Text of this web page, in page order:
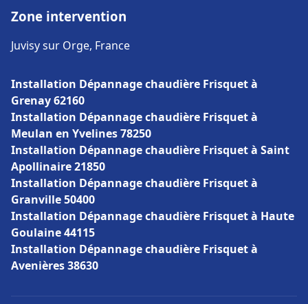
Zone intervention
Juvisy sur Orge, France
Installation Dépannage chaudière Frisquet à
Grenay 62160
Installation Dépannage chaudière Frisquet à
Meulan en Yvelines 78250
Installation Dépannage chaudière Frisquet à Saint
Apollinaire 21850
Installation Dépannage chaudière Frisquet à
Granville 50400
Installation Dépannage chaudière Frisquet à Haute
Goulaine 44115
Installation Dépannage chaudière Frisquet à
Avenières 38630